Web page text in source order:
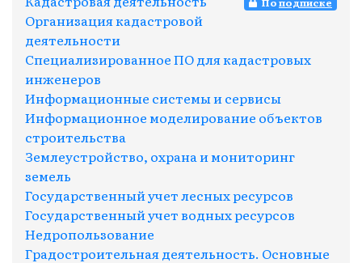
Организация кадастровой
деятельности
Специализированное ПО для кадастровых
инженеров
Информационные системы и сервисы
Информационное моделирование объектов
строительства
Землеустройство, охрана и мониторинг
земель
Государственный учет лесных ресурсов
Государственный учет водных ресурсов
Недропользование
Градостроительная деятельность. Основные